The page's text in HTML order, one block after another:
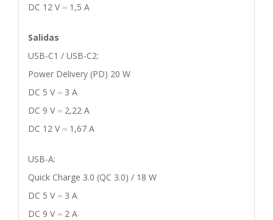
DC 12 V ⎓ 1,5 A
Salidas
USB-C1 / USB-C2:
Power Delivery (PD) 20 W
DC 5 V ⎓ 3 A
DC 9 V ⎓ 2,22 A
DC 12 V ⎓ 1,67 A
USB-A:
Quick Charge 3.0 (QC 3.0) / 18 W
DC 5 V ⎓ 3 A
DC 9 V ⎓ 2 A